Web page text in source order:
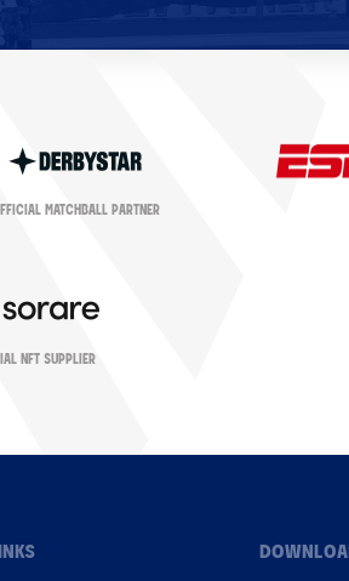
MATCHBALL PARTNER
NFT SUPPLIER